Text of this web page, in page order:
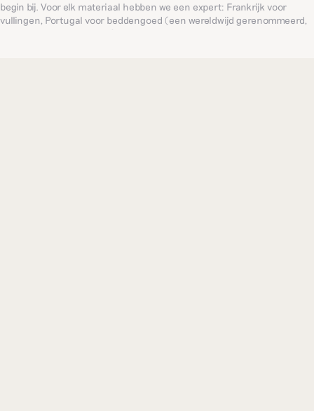
begin bij. Voor elk materiaal hebben we een expert: Frankrijk voor
vullingen, Portugal voor beddengoed (een wereldwijd gerenommeerd,